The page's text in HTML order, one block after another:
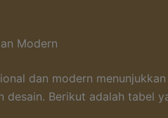
Modern
dan modern
desain. Berikut adalah tabel